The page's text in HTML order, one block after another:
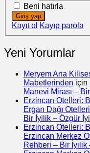
Beni hatırla
Giriş yap
Kayıt ol Kayıp parola
Yeni Yorumlar
Meryem Ana
Mabetlerinden için
Manevi Mirası –
Erzincan Otelleri:
Ergan Dağı
Bir İyilik – Özgür
Erzincan Otelleri:
Erzincan Merkez
Rehberi – Bir İyilik